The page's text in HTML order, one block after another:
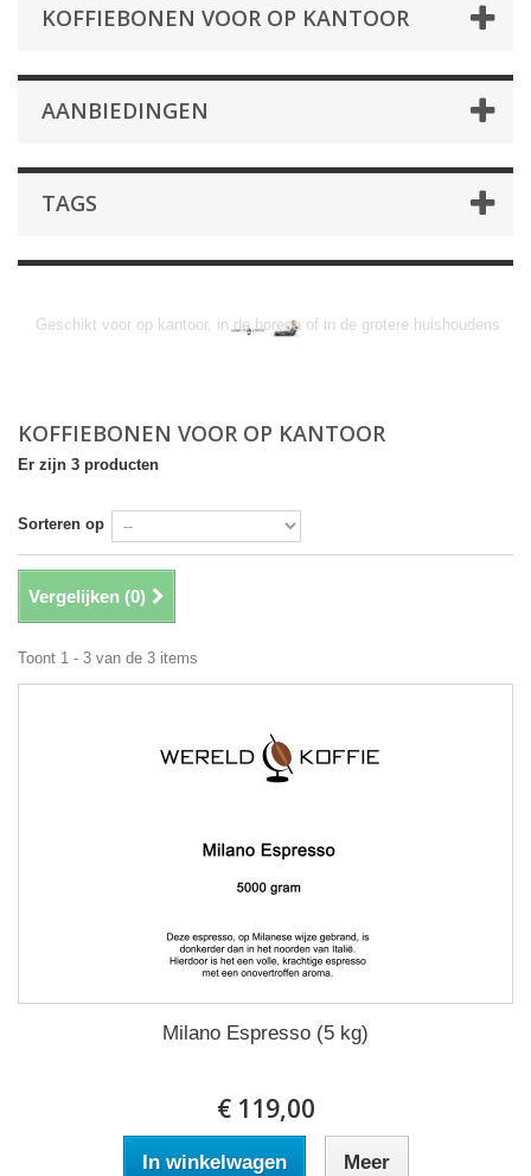
KOFFIEBONEN VOOR OP KANTOOR
AANBIEDINGEN
TAGS
Geschikt voor op kantoor, in de horeca of in de grotere huishoudens
KOFFIEBONEN VOOR OP KANTOOR
Er zijn 3 producten
Sorteren op
Vergelijken (0)
Toont 1 - 3 van de 3 items
Milano Espresso (5 kg)
€ 119,00
In winkelwagen Meer